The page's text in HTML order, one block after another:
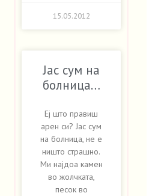
15.05.2012
Јас сум на
болница…
Еј што правиш
арен си? Јас сум
на болница, не е
ништо страшно.
Ми најдоа камен
во жолчката,
песок во